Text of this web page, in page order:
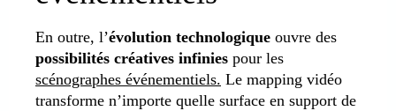
En outre, l’évolution technologique ouvre des
possibilités créatives infinies pour les
scénographes événementiels. Le mapping vidéo
transforme n’importe quelle surface en support de